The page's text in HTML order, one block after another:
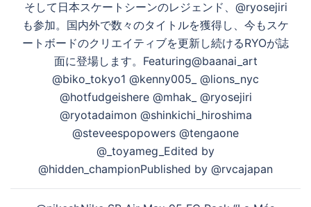
そして日本スケートシーンのレジェンド、@ryosejiri
も参加。国内外で数々のタイトルを獲得し、今もスケ
ートボードのクリエイティブを更新し続けるRYOが誌
面に登場します。Featuring@baanai_art
@biko_tokyo1 @kenny005_ @lions_nyc
@hotfudgeishere @mhak_ @ryosejiri
@ryotadaimon @shinkichi_hiroshima
@steveespopowers @tengaone
@_toyameg_Edited by
@hidden_championPublished by @rvcajapan